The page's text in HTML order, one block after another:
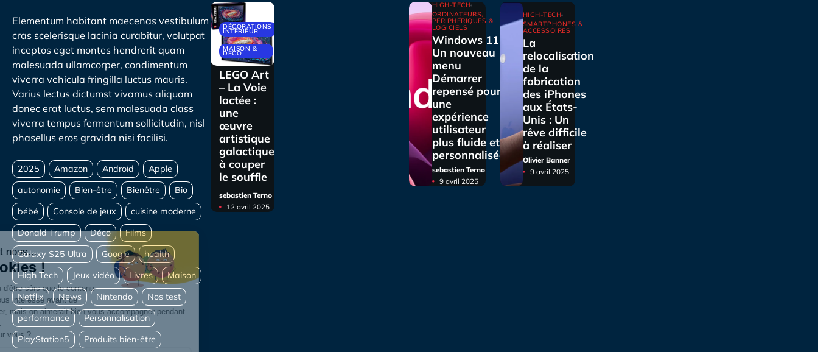
Elementum habitant maecenas vestibulum
cras scelerisque lacinia curabitur, volutpat
inceptos eget montes hendrerit quam
malesuada ullamcorper, condimentum
viverra vehicula fringilla luctus mauris.
Varius lectus dictumst vivamus aliquam
donec erat luctus, sem malesuada class
viverra tempus fermentum sollicitudin, nisl
phasellus eros gravida nisi facilisi.
DÉCORATIONS
INTÉRIEUR
MAISON &
DECO
LEGO Art
– La Voie
lactée :
une
œuvre
artistique
galactique
à couper
le souffle
sebastien Terno
12 avril 2025
HIGH-TECH
ORDINATEURS,
PÉRIPHÉRIQUES &
LOGICIELS
Windows 11 :
Un nouveau
menu
Démarrer
repensé pour
une
expérience
utilisateur
plus fluide et
personnalisée
sebastien Terno
9 avril 2025
HIGH-TECH
SMARTPHONES &
ACCESSOIRES
La
relocalisation
de la
fabrication
des iPhones
aux États-
Unis : Un
rêve difficile
à réaliser
Olivier Banner
9 avril 2025